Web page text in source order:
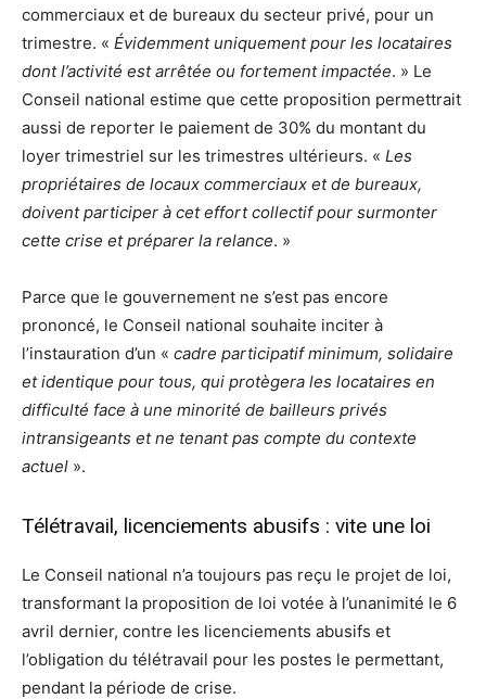
commerciaux et de bureaux du secteur privé, pour un
trimestre. « Évidemment uniquement pour les locataires
dont l’activité est arrêtée ou fortement impactée. » Le
Conseil national estime que cette proposition permettrait
aussi de reporter le paiement de 30% du montant du
loyer trimestriel sur les trimestres ultérieurs. « Les
propriétaires de locaux commerciaux et de bureaux,
doivent participer à cet effort collectif pour surmonter
cette crise et préparer la relance. »
Parce que le gouvernement ne s’est pas encore
prononcé, le Conseil national souhaite inciter à
l’instauration d’un « cadre participatif minimum, solidaire
et identique pour tous, qui protègera les locataires en
difficulté face à une minorité de bailleurs privés
intransigeants et ne tenant pas compte du contexte
actuel ».
Télétravail, licenciements abusifs : vite une loi
Le Conseil national n’a toujours pas reçu le projet de loi,
transformant la proposition de loi votée à l’unanimité le 6
avril dernier, contre les licenciements abusifs et
l’obligation du télétravail pour les postes le permettant,
pendant la période de crise.